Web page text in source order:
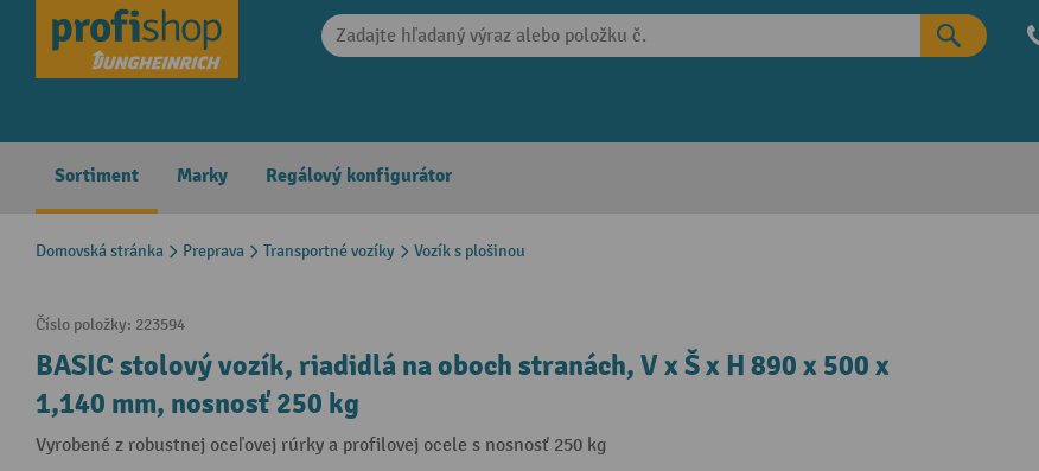
Skip to main navigation
Sortiment Marky Regálový konfigurátor
Domovská stránka Preprava Transportné vozíky Vozík s plošinou
Číslo položky: 223594
BASIC stolový vozík, riadidlá na oboch stranách, V x Š x H 890 x 500 x
1,140 mm, nosnosť 250 kg
Vyrobené z robustnej oceľovej rúrky a profilovej ocele s nosnosť 250 kg